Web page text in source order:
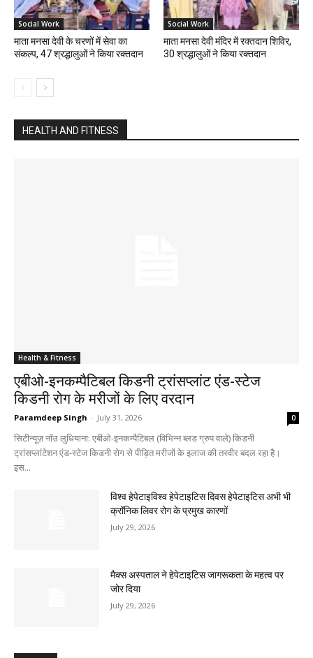
Social Work
माता मनसा देवी के चरणों में सेवा का
संकल्प, 47 श्रद्धालुओं ने किया रक्तदान
Social Work
माता मनसा देवी मंदिर में रक्तदान शिविर,
30 श्रद्धालुओं ने किया रक्तदान
HEALTH AND FITNESS
Health & Fitness
एबीओ-इनकम्पैटिबल किडनी ट्रांसप्लांट एंड-स्टेज
किडनी रोग के मरीजों के लिए वरदान
Paramdeep Singh - July 31, 2026 0
सिटीन्यूज़ नॉउ लुधियाना: एबीओ-इनकम्पैटिबल (विभिन्न ब्लड ग्रुप वाले) किडनी
ट्रांसप्लांटेशन एंड-स्टेज किडनी रोग से पीड़ित मरीजों के इलाज की तस्वीर बदल रहा है।
इस...
विश्व हेपेटाइविश्व हेपेटाइटिस दिवस हेपेटाइटिस अभी भी
क्रॉनिक लिवर रोग के प्रमुख कारणों
July 29, 2026
मैक्स अस्पताल ने हेपेटाइटिस जागरूकता के महत्व पर
जोर दिया
July 29, 2026